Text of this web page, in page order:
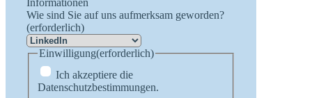
Informationen
Wie sind Sie auf uns aufmerksam geworden?
(erforderlich)
Einwilligung(erforderlich)
Ich akzeptiere die
Datenschutzbestimmungen.